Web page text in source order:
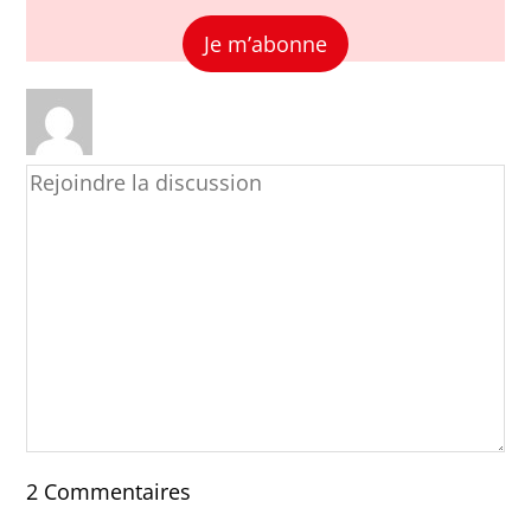
Je m’abonne
2 Commentaires